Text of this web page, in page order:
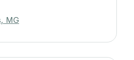
MG